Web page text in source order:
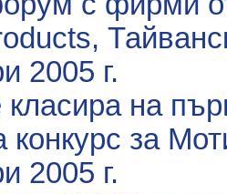
2005 г.
на
конкурс за
2005 г.